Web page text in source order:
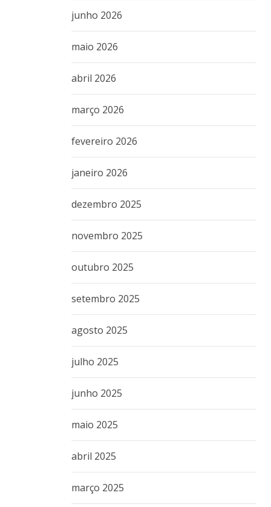
junho 2026
maio 2026
abril 2026
março 2026
fevereiro 2026
janeiro 2026
dezembro 2025
novembro 2025
outubro 2025
setembro 2025
agosto 2025
julho 2025
junho 2025
maio 2025
abril 2025
março 2025